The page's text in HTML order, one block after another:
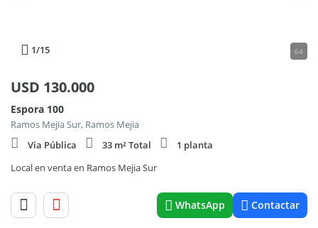
1/15 64
USD 130.000
Espora 100
Ramos Mejia Sur, Ramos Mejia
Via Pública
33 m² Total
1 planta
Local en venta en Ramos Mejia Sur
WhatsApp Contactar